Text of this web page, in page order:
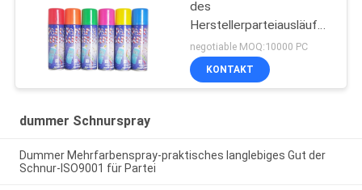
des
dummer für Parteifeier
negotiable MOQ:10000 PC
KONTAKT
dummer Schnurspray
Dummer Mehrfarbenspray-praktisches langlebiges Gut der
Schnur-ISO9001 für Partei